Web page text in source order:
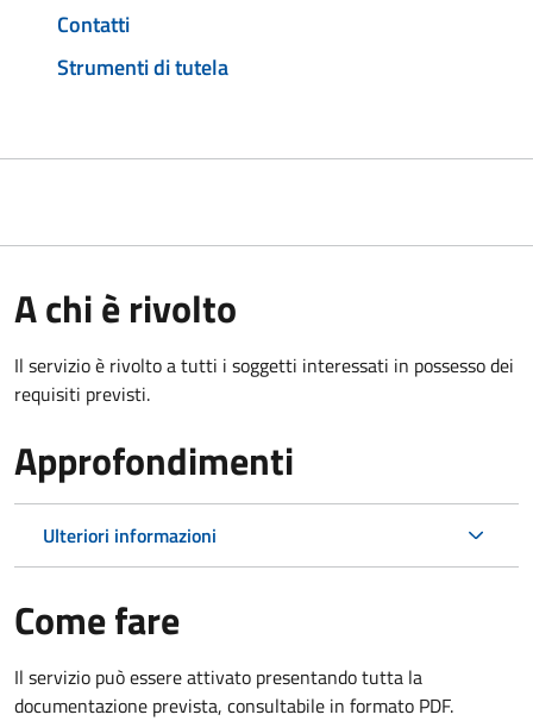
Contatti
Strumenti di tutela
A chi è rivolto
Il servizio è rivolto a tutti i soggetti interessati in possesso dei
requisiti previsti.
Approfondimenti
Ulteriori informazioni
Come fare
Il servizio può essere attivato presentando tutta la
documentazione prevista, consultabile in formato PDF.